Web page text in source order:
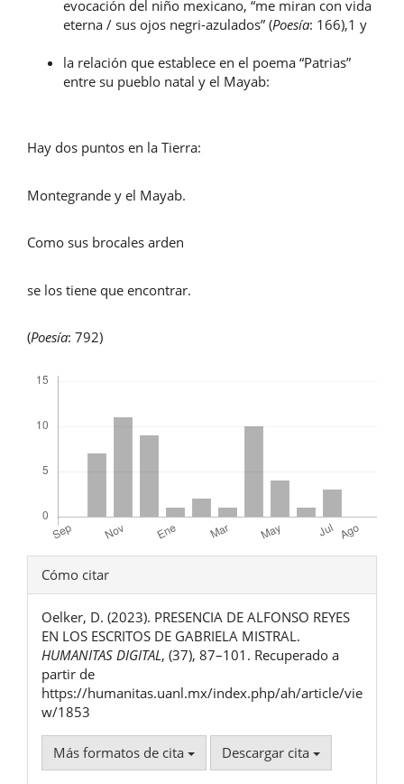
evocación del niño mexicano, “me miran con vida
eterna / sus ojos negri-azulados” (Poesía: 166),1 y
la relación que establece en el poema “Patrias”
entre su pueblo natal y el Mayab:
Hay dos puntos en la Tierra:
Montegrande y el Mayab.
Como sus brocales arden
se los tiene que encontrar.
(Poesía: 792)
Detalles
del
artículo
Cómo citar
Oelker, D. (2023). PRESENCIA DE ALFONSO REYES
EN LOS ESCRITOS DE GABRIELA MISTRAL.
HUMANITAS DIGITAL, (37), 87–101. Recuperado a
partir de
https://humanitas.uanl.mx/index.php/ah/article/vie
w/1853
Más formatos de cita Descargar cita